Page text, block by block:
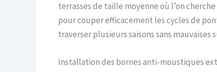
terrasses de taille moyenne où l’on
pour couper efficacement les cycles de
traverser plusieurs saisons sans mauvaises
Installation des bornes anti-moustiques